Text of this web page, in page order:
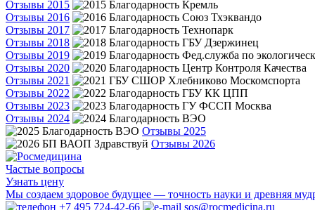
Отзывы 2015
Отзывы 2016
Отзывы 2017
Отзывы 2018
Отзывы 2019
Отзывы 2020
Отзывы 2021
Отзывы 2022
Отзывы 2023
Отзывы 2024
Отзывы 2025
Отзывы 2026
Частые вопросы
Узнать цену
Мы создаем здоровое будущее — точность науки и древняя
+7 495 724-42-66
sos@rocmedicina.ru